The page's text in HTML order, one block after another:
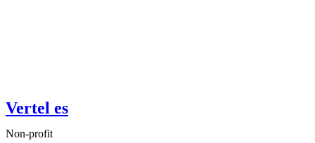
Vertel es
Non-profit